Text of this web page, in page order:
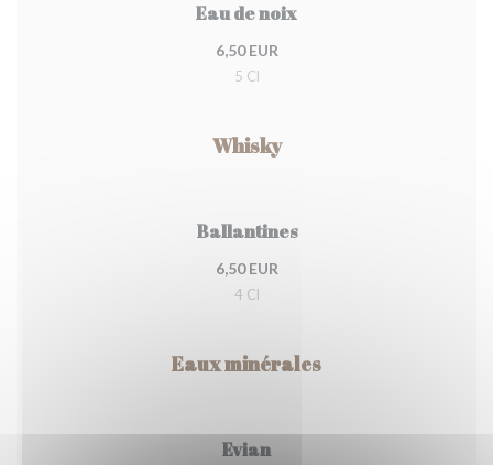
Eau de noix
6,50 EUR
5 Cl
Whisky
Ballantines
6,50 EUR
4 Cl
Eaux minérales
Evian